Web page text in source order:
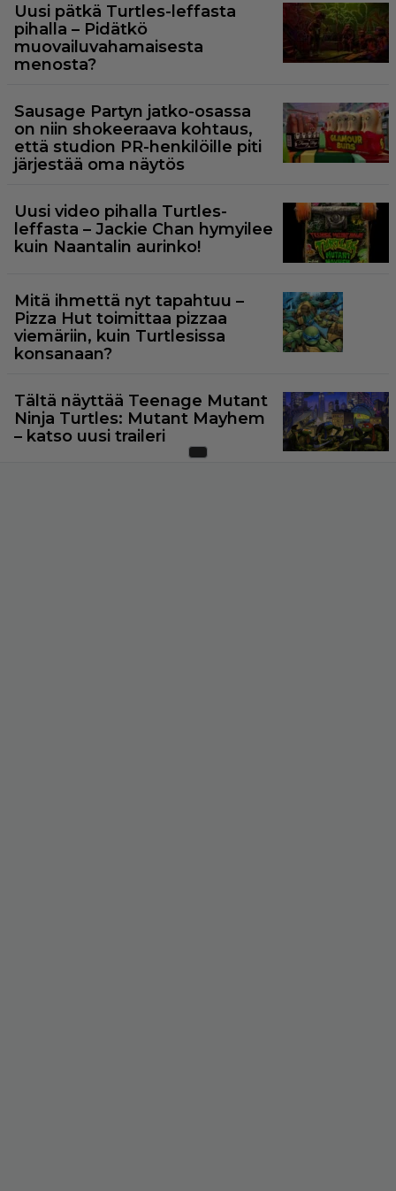
Uusi pätkä Turtles-leffasta
pihalla – Pidätkö
muovailuvahamaisesta
menosta?
Sausage Partyn jatko-osassa
on niin shokeeraava kohtaus,
että studion PR-henkilöille piti
järjestää oma näytös
Uusi video pihalla Turtles-
leffasta – Jackie Chan hymyilee
kuin Naantalin aurinko!
Mitä ihmettä nyt tapahtuu –
Pizza Hut toimittaa pizzaa
viemäriin, kuin Turtlesissa
konsanaan?
Tältä näyttää Teenage Mutant
Ninja Turtles: Mutant Mayhem
– katso uusi traileri